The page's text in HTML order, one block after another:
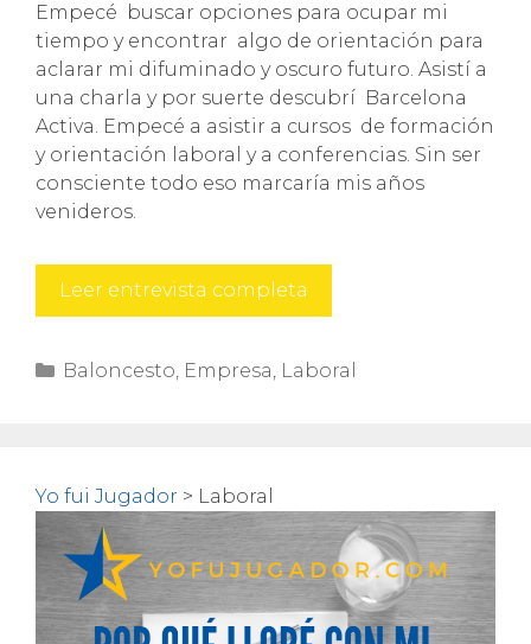
Empecé buscar opciones para ocupar mi
tiempo y encontrar algo de orientación para
aclarar mi difuminado y oscuro futuro. Asistí a
una charla y por suerte descubrí Barcelona
Activa. Empecé a asistir a cursos de formación
y orientación laboral y a conferencias. Sin ser
consciente todo eso marcaría mis años
venideros.
Leer entrevista completa
por
debes
meetups
si
quieres
mejorar
tu
Categorías
Baloncesto, Empresa, Laboral
Yo fui Jugador > Laboral